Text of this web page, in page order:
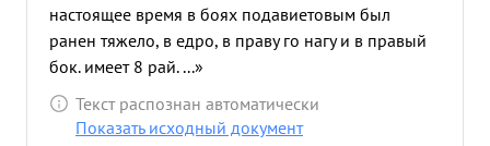
настоящее время в боях подавиетовым был
ранен тяжело, в едро, в праву го нагу и в правый
бок. имеет 8 рай. ...»
Текст распознан автоматически
Показать исходный документ